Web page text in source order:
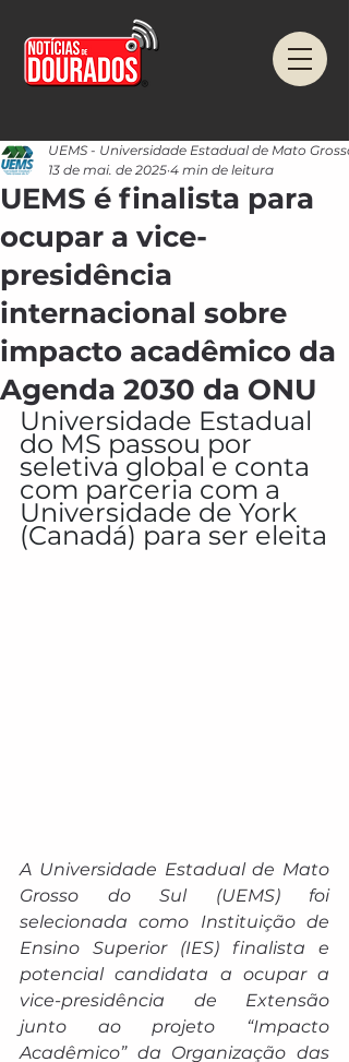
UEMS é finalista para
ocupar a vice-
presidência
internacional sobre
impacto acadêmico da
Agenda 2030 da ONU
UEMS - Universidade Estadual de Mato
13 de mai. de 2025 4 min de leitura
Universidade Estadual
do MS passou por
seletiva global e conta
com parceria com a
Universidade de York
(Canadá) para ser eleita
A Universidade Estadual de Mato
Grosso do Sul (UEMS) foi
selecionada como Instituição de
Ensino Superior (IES) finalista e
potencial candidata a ocupar a
vice-presidência de Extensão
junto ao projeto “Impacto
Acadêmico” da Organização das